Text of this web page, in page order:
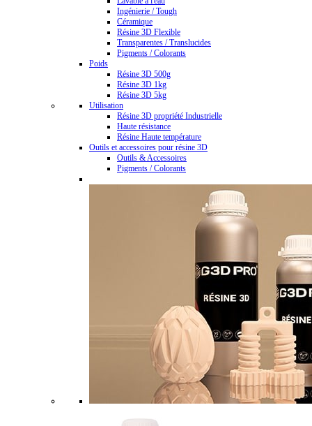
Ingénierie / Tough
Céramique
Résine 3D Flexible
Transparentes / Translucides
Pigments / Colorants
Poids
Résine 3D 500g
Résine 3D 1kg
Résine 3D 5kg
Utilisation
Résine 3D propriété Industrielle
Haute résistance
Résine Haute température
Outils et accessoires pour résine 3D
Outils & Accessoires
Pigments / Colorants